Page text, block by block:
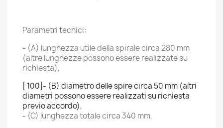
Parametri tecnici:
- (A) lunghezza utile della spirale circa 280 mm
(altre lunghezze possono essere realizzate su
richiesta),
[ 100]- (B) diametro delle spire circa 50 mm (altri
diametri possono essere realizzati su richiesta
previo accordo),
- (C) lunghezza totale circa 340 mm,